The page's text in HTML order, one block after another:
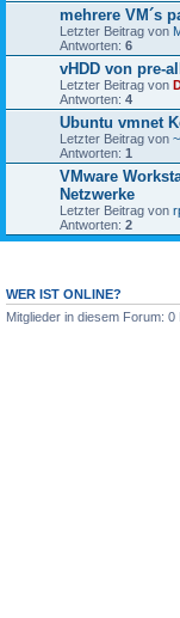
mehrere VM´s
Letzter Beitrag von
Antworten: 6
vHDD von pre-
Letzter Beitrag von
Antworten: 4
Ubuntu vmnet
Letzter Beitrag von
Antworten: 1
VMware
Netzwerke
Letzter Beitrag von
Antworten: 2
WER IST ONLINE?
Mitglieder in diesem Forum: